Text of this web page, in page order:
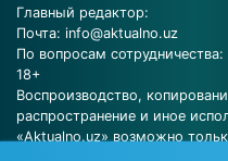
Главный редактор:
Почта: info@aktualno.uz
По вопросам сотрудничества:
18+
Воспроизводство,
распространение и иное
«Aktualno.uz» возможно